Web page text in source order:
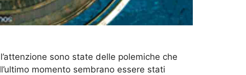
sono state delle polemiche che
momento sembrano essere stati